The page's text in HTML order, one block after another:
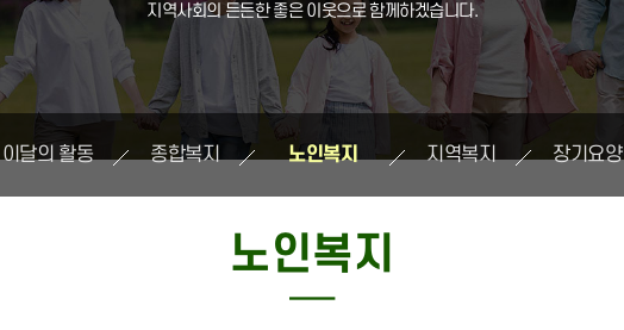
노인복지사업
지역복지사업
장기요양사업
지역복지
장기요양
주요일정
식당메뉴
지역사회의 든든한 좋은 이웃으로 함께하겠습니다.
이달의 활동 종합복지 노인복지 지역복지 장기요양
노인복지
─